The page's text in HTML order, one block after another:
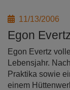
11/13/2006
Egon
Egon Evertz
Lebensjahr.
Praktika sowie
einem